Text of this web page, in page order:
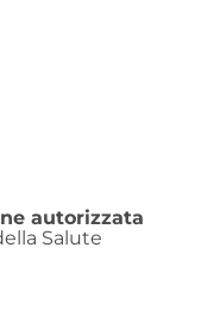
autorizzata
Salute